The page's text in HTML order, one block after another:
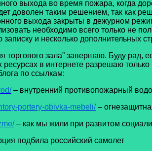
выхода во время пожара, когда
доволен таким решением, так как
выхода закрыты в дежурном
необходимо всего только не
и несколько дополнительных
зала” завершаю. Буду рад,
в интернете разрешаю
по ссылкам:
– внутренний противопожарный
portery-obivka-mebeli/–
– как мы жили при развитом
подбила российский самолет